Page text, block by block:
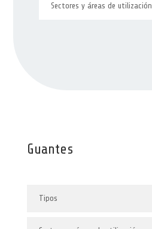
Sectores y áreas de utilización
Guantes
Tipos